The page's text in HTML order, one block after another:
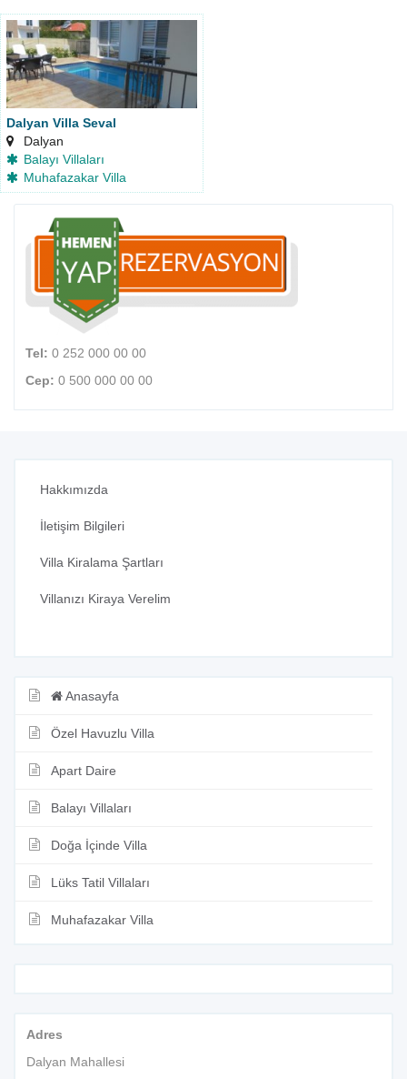
Dalyan Villa Seval
Dalyan
Balayı Villaları
Muhafazakar Villa
Tel: 0 252 000 00 00
Cep: 0 500 000 00 00
Hakkımızda
İletişim Bilgileri
Villa Kiralama Şartları
Villanızı Kiraya Verelim
Anasayfa
Özel Havuzlu Villa
Apart Daire
Balayı Villaları
Doğa İçinde Villa
Lüks Tatil Villaları
Muhafazakar Villa
Adres
Dalyan Mahallesi